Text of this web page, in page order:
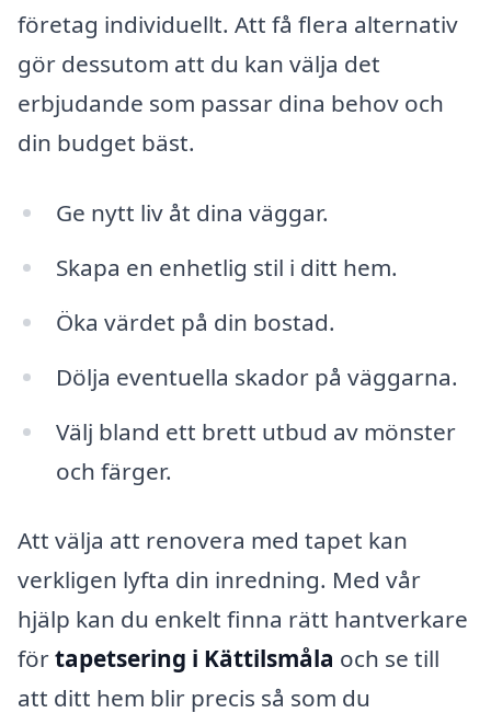
företag individuellt. Att få flera alternativ
gör dessutom att du kan välja det
erbjudande som passar dina behov och
din budget bäst.
Ge nytt liv åt dina väggar.
Skapa en enhetlig stil i ditt hem.
Öka värdet på din bostad.
Dölja eventuella skador på väggarna.
Välj bland ett brett utbud av mönster
och färger.
Att välja att renovera med tapet kan
verkligen lyfta din inredning. Med vår
hjälp kan du enkelt finna rätt hantverkare
förtapetsering i Kättilsmåla och se till
att ditt hem blir precis så som du